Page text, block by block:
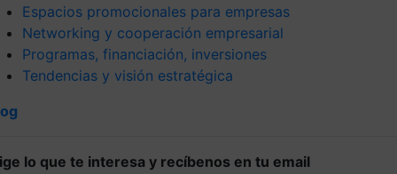
Espacios promocionales para empresas
Networking y cooperación empresarial
Programas, financiación, inversiones
Tendencias y visión estratégica
lo que te interesa y recíbenos en tu email